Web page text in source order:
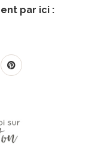
par ici :